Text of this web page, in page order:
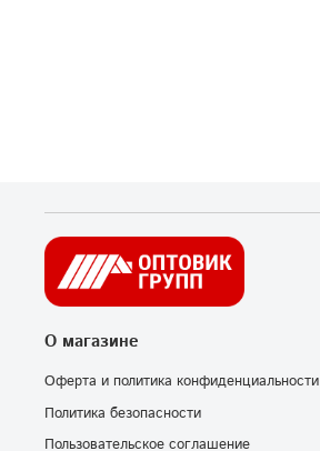
О магазине
Оферта и политика конфиденциальности
Политика безопасности
Пользовательское соглашение